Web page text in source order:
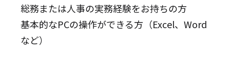
総務または人事の実務経験をお持ちの方
基本的なPCの操作ができる方（Excel、Word
など）